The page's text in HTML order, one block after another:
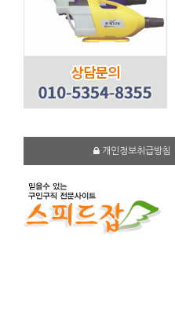
개인정보취급방침